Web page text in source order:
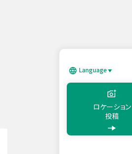
Language
ロケーション
投稿